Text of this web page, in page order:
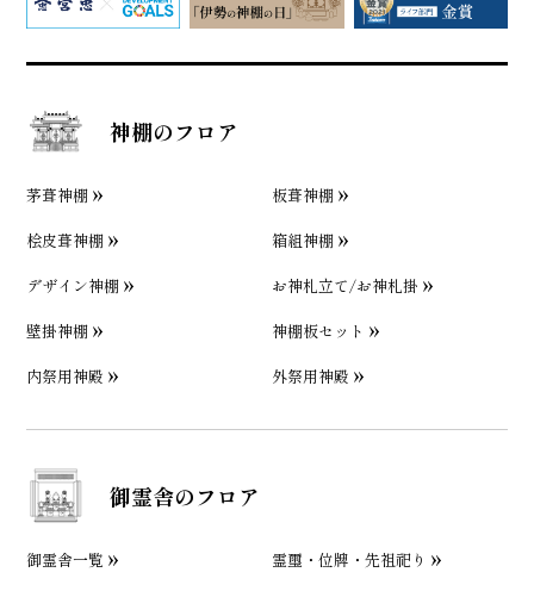
神棚のフロア
茅葺神棚
板葺神棚
桧皮葺神棚
箱組神棚
デザイン神棚
お神札立て/お神札掛
壁掛神棚
神棚板セット
内祭用神殿
外祭用神殿
御霊舎のフロア
御霊舎一覧 霊璽・位牌・先祖祀り